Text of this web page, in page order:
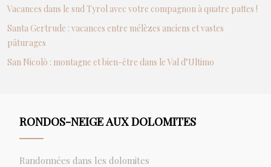
Vacances dans le sud Tyrol avec votre compagnon à quatre pattes !
Santa Gertrude : vacances entre mélèzes anciens et vastes
pâturages
San Nicolò : montagne et bien-être dans le Val d’Ultimo
RONDOS-NEIGE AUX DOLOMITES
Randonnées dans les dolomites